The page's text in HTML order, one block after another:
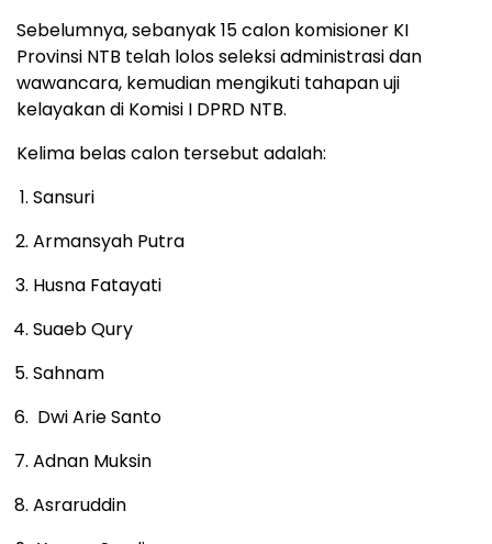
Sebelumnya, sebanyak 15 calon komisioner KI
Provinsi NTB telah lolos seleksi administrasi dan
wawancara, kemudian mengikuti tahapan uji
kelayakan di Komisi I DPRD NTB.
Kelima belas calon tersebut adalah:
Sansuri
Armansyah Putra
Husna Fatayati
Suaeb Qury
Sahnam
Dwi Arie Santo
Adnan Muksin
Asraruddin